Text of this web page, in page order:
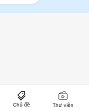
Chủ đề Thư viện